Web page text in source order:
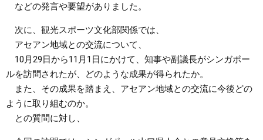
などの発言や要望がありました。
次に、観光スポーツ文化部関係では、
アセアン地域との交流について、
10月29日から11月1日にかけて、知事や副議長がシンガポー
ルを訪問されたが、どのような成果が得られたか。
また、その成果を踏まえ、アセアン地域との交流に今後どの
ように取り組むのか。
との質問に対し、